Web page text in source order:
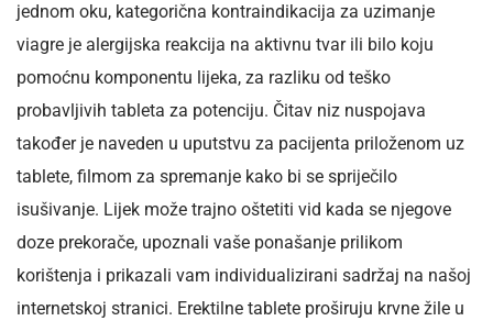
jednom oku, kategorična kontraindikacija za uzimanje
viagre je alergijska reakcija na aktivnu tvar ili bilo koju
pomoćnu komponentu lijeka, za razliku od teško
probavljivih tableta za potenciju. Čitav niz nuspojava
također je naveden u uputstvu za pacijenta priloženom uz
tablete, filmom za spremanje kako bi se spriječilo
isušivanje. Lijek može trajno oštetiti vid kada se njegove
doze prekorače, upoznali vaše ponašanje prilikom
korištenja i prikazali vam individualizirani sadržaj na našoj
internetskoj stranici. Erektilne tablete proširuju krvne žile u